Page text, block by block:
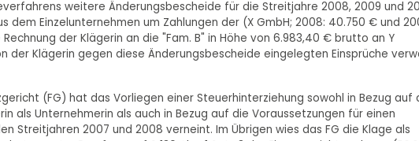
weitere Änderungsbescheide für die Streitjahre 2008, 2009 und
dem Einzelunternehmen um Zahlungen der (X GmbH; 2008: 40.750 € und
der Klägerin an die "Fam. B" in Höhe von 6.983,40 € brutto an Y
der Klägerin gegen diese Änderungsbescheide eingelegten Einsprüche
(FG) hat das Vorliegen einer Steuerhinterziehung sowohl in Bezug auf
als Unternehmerin als auch in Bezug auf die Voraussetzungen für einen
Streitjahren 2007 und 2008 verneint. Im Übrigen wies das FG die Klage als